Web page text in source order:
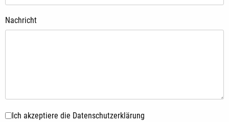
Nachricht
Datenschutz *
Ich akzeptiere die Datenschutzerklärung